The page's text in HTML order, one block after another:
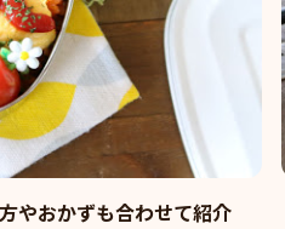
やおかずも合わせて紹介